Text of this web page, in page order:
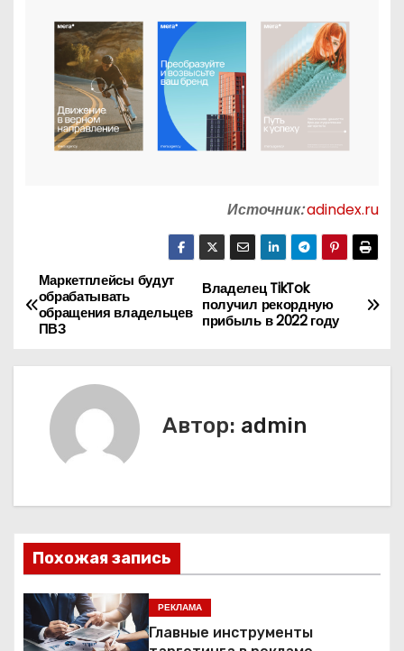
Источник:adindex.ru
Н
а
в
ц
и
я
п
Владелец TikTok
получил рекордную
прибыль в 2022 году
Маркетплейсы будут
обрабатывать
обращения владельцев
ПВЗ
Автор: admin
Похожая запись
РЕКЛАМА
Главные инструменты